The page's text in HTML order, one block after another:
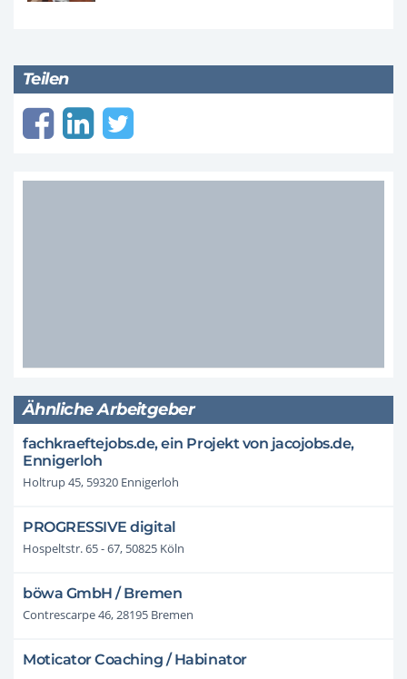
Teilen
Ähnliche Arbeitgeber
fachkraeftejobs.de, ein Projekt von jacojobs.de,
Ennigerloh
Holtrup 45, 59320 Ennigerloh
PROGRESSIVE digital
Hospeltstr. 65 - 67, 50825 Köln
böwa GmbH / Bremen
Contrescarpe 46, 28195 Bremen
Moticator Coaching / Habinator